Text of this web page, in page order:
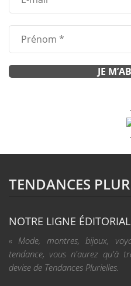
.
.
TENDANCES
NOTRE LIGNE
« Mode, montres, bijoux,
tendance, vous n'aurez qu'à
devise de Tendances Plurielles.